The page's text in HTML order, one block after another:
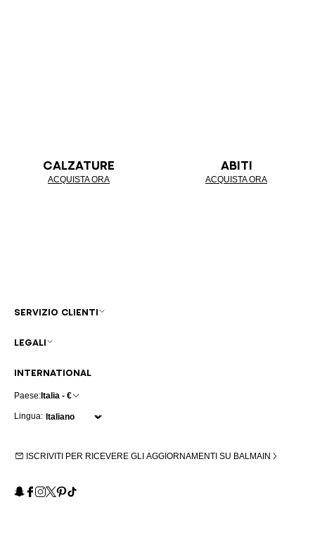
CALZATURE
ACQUISTA ORA
ABITI
ACQUISTA ORA
INTERNATIONAL
Paese:Italia - €
Lingua:
ISCRIVITI PER RICEVERE GLI AGGIORNAMENTI SU BALMAIN
Snapchat
Facebook
Instagram
X Pinterest
TikTok
SERVIZIO CLIENTI
LEGALI